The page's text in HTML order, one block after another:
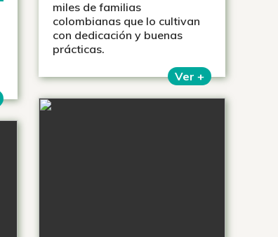
miles de familias
colombianas que lo cultivan
con dedicación y buenas
prácticas.
Ver +